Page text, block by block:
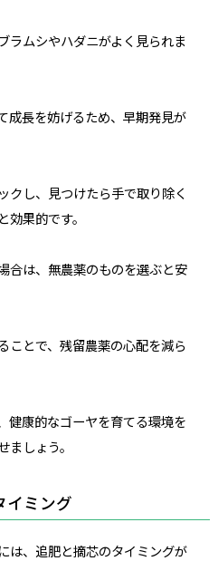
ラムシやハダニがよく見られま
成長を妨げるため、早期発見が
クし、見つけたら手で取り除く
果的です。
合は、無農薬のものを選ぶと安
ことで、残留農薬の心配を減ら
健康的なゴーヤを育てる環境を
しょう。
イミング
は、追肥と摘芯のタイミングが